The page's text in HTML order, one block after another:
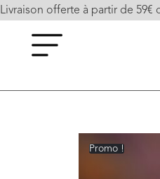
Livraison offerte à partir de 59€
Promo !